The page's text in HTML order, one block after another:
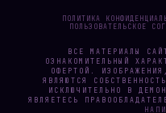
ПОЛИТИКА
ПОЛЬЗОВАТЕЛЬСКОЕ
ВСЕ МАТЕРИАЛЫ
ОЗНАКОМИТЕЛЬНЫЙ
ОФЕРТОЙ.
ЯВЛЯЮТСЯ
ИСКЛЮЧИТЕЛЬНО В
ЯВЛЯЕТЕСЬ